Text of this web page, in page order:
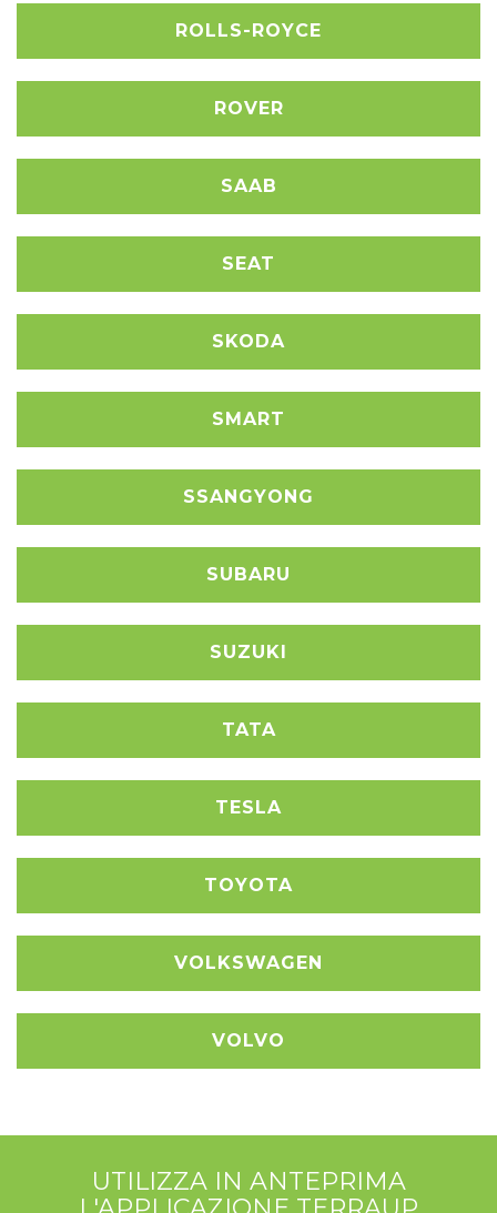
ROLLS-ROYCE
ROVER
SAAB
SEAT
SKODA
SMART
SSANGYONG
SUBARU
SUZUKI
TATA
TESLA
TOYOTA
VOLKSWAGEN
VOLVO
UTILIZZA IN ANTEPRIMA